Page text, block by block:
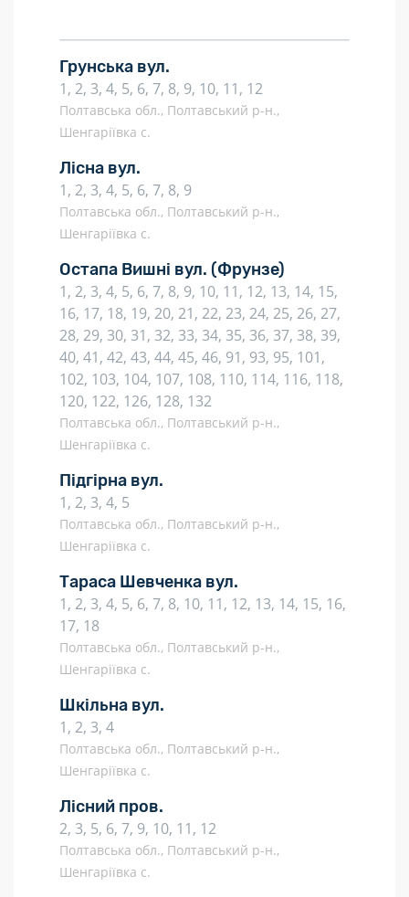
Грунська вул.
1, 2, 3, 4, 5, 6, 7, 8, 9, 10, 11, 12
Полтавська обл., Полтавський р-н.,
Шенгаріївка с.
Лісна вул.
1, 2, 3, 4, 5, 6, 7, 8, 9
Полтавська обл., Полтавський р-н.,
Шенгаріївка с.
Остапа Вишні вул. (Фрунзе)
1, 2, 3, 4, 5, 6, 7, 8, 9, 10, 11, 12, 13, 14, 15,
16, 17, 18, 19, 20, 21, 22, 23, 24, 25, 26, 27,
28, 29, 30, 31, 32, 33, 34, 35, 36, 37, 38, 39,
40, 41, 42, 43, 44, 45, 46, 91, 93, 95, 101,
102, 103, 104, 107, 108, 110, 114, 116, 118,
120, 122, 126, 128, 132
Полтавська обл., Полтавський р-н.,
Шенгаріївка с.
Підгірна вул.
1, 2, 3, 4, 5
Полтавська обл., Полтавський р-н.,
Шенгаріївка с.
Тараса Шевченка вул.
1, 2, 3, 4, 5, 6, 7, 8, 10, 11, 12, 13, 14, 15, 16,
17, 18
Полтавська обл., Полтавський р-н.,
Шенгаріївка с.
Шкільна вул.
1, 2, 3, 4
Полтавська обл., Полтавський р-н.,
Шенгаріївка с.
Лісний пров.
2, 3, 5, 6, 7, 9, 10, 11, 12
Полтавська обл., Полтавський р-н.,
Шенгаріївка с.